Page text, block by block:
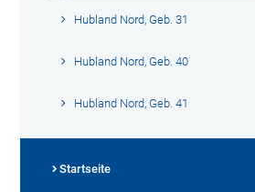
Hubland Nord, Geb. 31
Hubland Nord, Geb. 40
Hubland Nord, Geb. 41
Startseite